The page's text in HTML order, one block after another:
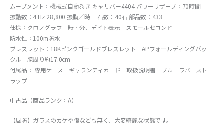
ムーブメント：機械式自動巻き キャリバー4404 パワーリザーブ：70時間
振動数：4 Hz 28,800 振動／時 石数：40石 部品数：433
仕様：クロノグラフ 時・分、デイト表示 スモールセコンド
防水性：100m防水
ブレスレット：18Kピンクゴールドブレスレット APフォールディングバッ
クル 腕周り約17.0cm
付属品： 専用ケース ギャランティカード 取扱説明書 ブルーラバースト
ラップ
中古品（商品ランク：A）
【風防】ガラスのカケや傷なども無く、大変綺麗な状態です。